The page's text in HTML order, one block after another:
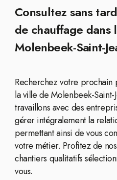
Consultez sans
de chauffage dans
Molenbeek-Saint-
Recherchez votre prochain
la ville de Molenbeek-
travaillons avec des
gérer intégralement la
permettant ainsi de vous
votre métier. Profitez de
chantiers qualitatifs
vous.